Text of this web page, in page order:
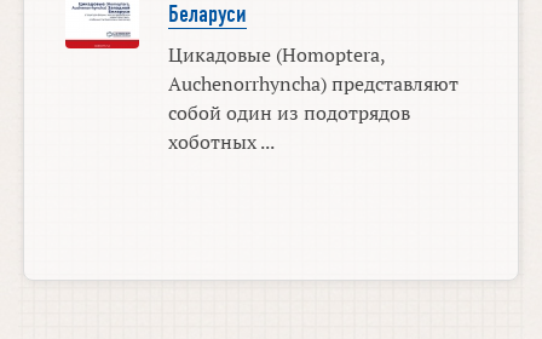
Беларуси
Цикадовые (Homoptera,
Auchenorrhyncha) представляют
собой один из подотрядов
хоботных ...